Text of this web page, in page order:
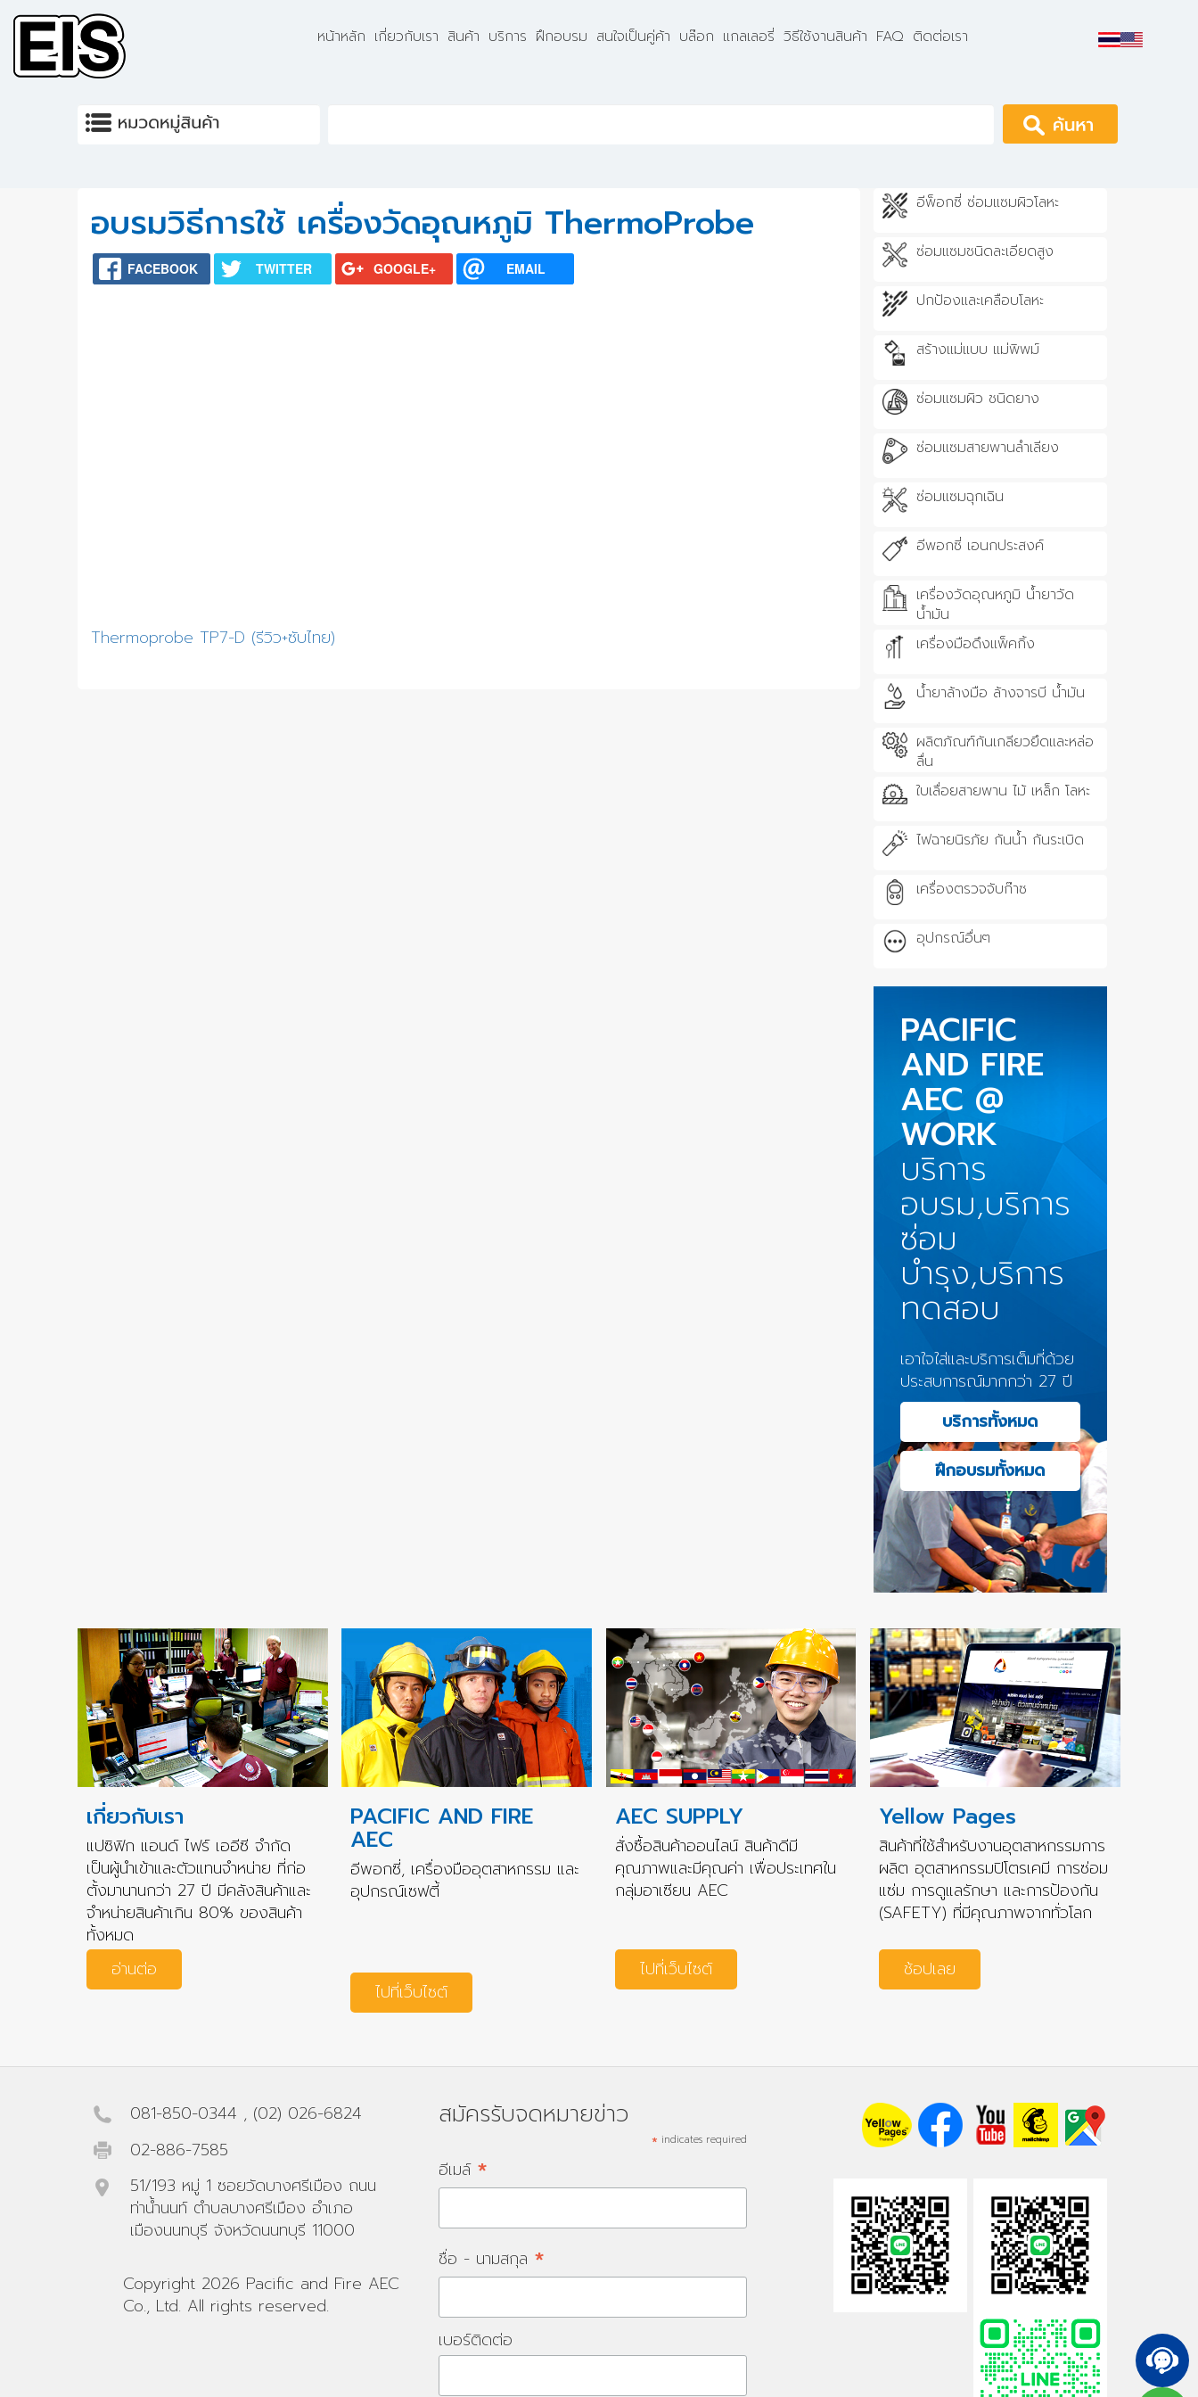
Skip to main content
หน้าหลัก เกี่ยวกับเรา สินค้า บริการ ฝึกอบรม สนใจเป็นคู่ค้า บล๊อก แกลเลอรี่ วิธีใช้งานสินค้า FAQ ติดต่อเรา
Apply
อบรมวิธีการใช้ เครื่องวัดอุณหภูมิ ThermoProbe
FACEBOOK TWITTER GOOGLE+ EMAIL
Thermoprobe TP7-D (รีวิว+ซับไทย)
อีพ็อกซี่ ซ่อมแซมผิวโลหะ
ซ่อมแซมชนิดละเอียดสูง
ปกป้องและเคลือบโลหะ
สร้างแม่แบบ แม่พิพม์
ซ่อมแซมผิว ชนิดยาง
ซ่อมแซมสายพานลำเลียง
ซ่อมแซมฉุกเฉิน
อีพอกซี่ เอนกประสงค์
เครื่องวัดอุณหภูมิ น้ำยาวัด
น้ำมัน
เครื่องมือดึงแพ็คกิ้ง
น้ำยาล้างมือ ล้างจารบี น้ำมัน
ผลิตภัณฑ์กันเกลียวยึดและหล่อ
ลื่น
ใบเลื่อยสายพาน ไม้ เหล็ก โลหะ
ไฟฉายนิรภัย กันน้ำ กันระเบิด
เครื่องตรวจจับก๊าซ
อุปกรณ์อื่นๆ
PACIFIC
AND FIRE
AEC @
WORK
บริการ
อบรม,บริการ
ซ่อม
บำรุง,บริการ
ทดสอบ
เอาใจใส่และบริการเต็มที่ด้วย
ประสบการณ์มากกว่า 27 ปี
บริการทั้งหมด
ฝึกอบรมทั้งหมด
เกี่ยวกับเรา
แปซิฟิก แอนด์ ไฟร์ เออีซี จำกัด
เป็นผู้นำเข้าและตัวแทนจำหน่าย ที่ก่อ
ตั้งมานานกว่า 27 ปี มีคลังสินค้าและ
จำหน่ายสินค้าเกิน 80% ของสินค้า
ทั้งหมด
อ่านต่อ
PACIFIC AND FIRE
AEC
อีพอกซี่, เครื่องมืออุตสาหกรรม และ
อุปกรณ์เซฟตี้
ไปที่เว็บไซต์
AEC SUPPLY
สั่งซื้อสินค้าออนไลน์ สินค้าดีมี
คุณภาพและมีคุณค่า เพื่อประเทศใน
กลุ่มอาเซียน AEC
ไปที่เว็บไซต์
Yellow Pages
สินค้าที่ใช้สำหรับงานอุตสาหกรรมการ
ผลิต อุตสาหกรรมปิโตรเคมี การซ่อม
แซ่ม การดูแลรักษา และการป้องกัน
(SAFETY) ที่มีคุณภาพจากทั่วโลก
ช้อปเลย
081-850-0344 , (02) 026-6824
02-886-7585
51/193 หมู่ 1 ซอยวัดบางศรีเมือง ถนน
ท่าน้ำนนท์ ตำบลบางศรีเมือง อำเภอ
เมืองนนทบุรี จังหวัดนนทบุรี 11000
Copyright 2026 Pacific and Fire AEC
Co., Ltd. All rights reserved.
สมัครรับจดหมายข่าว
* indicates required
อีเมล์ *
ชื่อ - นามสกุล *
เบอร์ติดต่อ